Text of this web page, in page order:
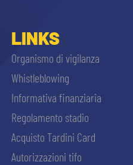
LINKS
Organismo di vigilanza
Whistleblowing
Informativa finanziaria
Regolamento stadio
Acquisto Tardini Card
Autorizzazioni tifo